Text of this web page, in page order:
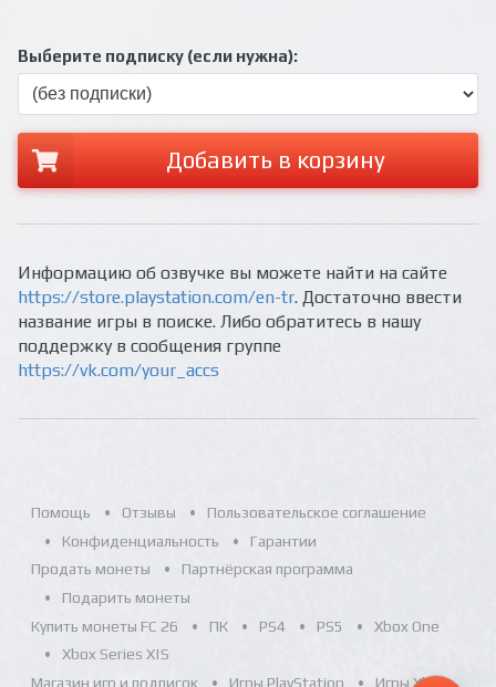
Выберите подписку (если нужна):
Добавить в корзину
Информацию об озвучке вы можете найти на сайте
https://store.playstation.com/en-tr. Достаточно ввести
название игры в поиске. Либо обратитесь в нашу
поддержку в сообщения группе
https://vk.com/your_accs
Помощь Отзывы
Пользовательское соглашение
Конфиденциальность
Гарантии
Продать монеты
Партнёрская программа
Подарить монеты
Купить монеты FC 26
ПК PS4 PS5
Xbox One
Xbox Series X|S
Магазин игр и подписок
Игры PlayStation Игры Xbox